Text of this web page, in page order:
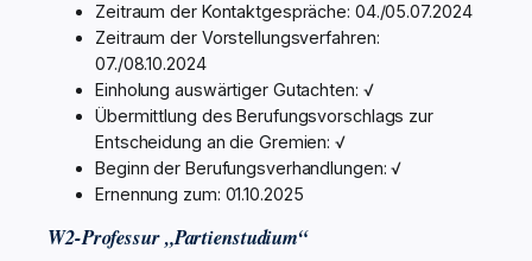
Zeitraum der Kontaktgespräche: 04./05.07.2024
Zeitraum der Vorstellungsverfahren:
07./08.10.2024
Einholung auswärtiger Gutachten: √
Übermittlung des Berufungsvorschlags zur
Entscheidung an die Gremien: √
Beginn der Berufungsverhandlungen: √
Ernennung zum: 01.10.2025
W2-Professur „Partienstudium“